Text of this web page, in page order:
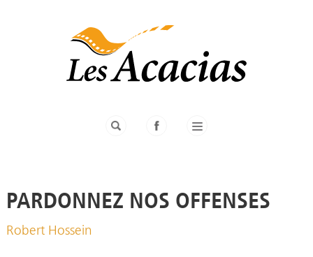
PARDONNEZ NOS OFFENSES
Robert Hossein